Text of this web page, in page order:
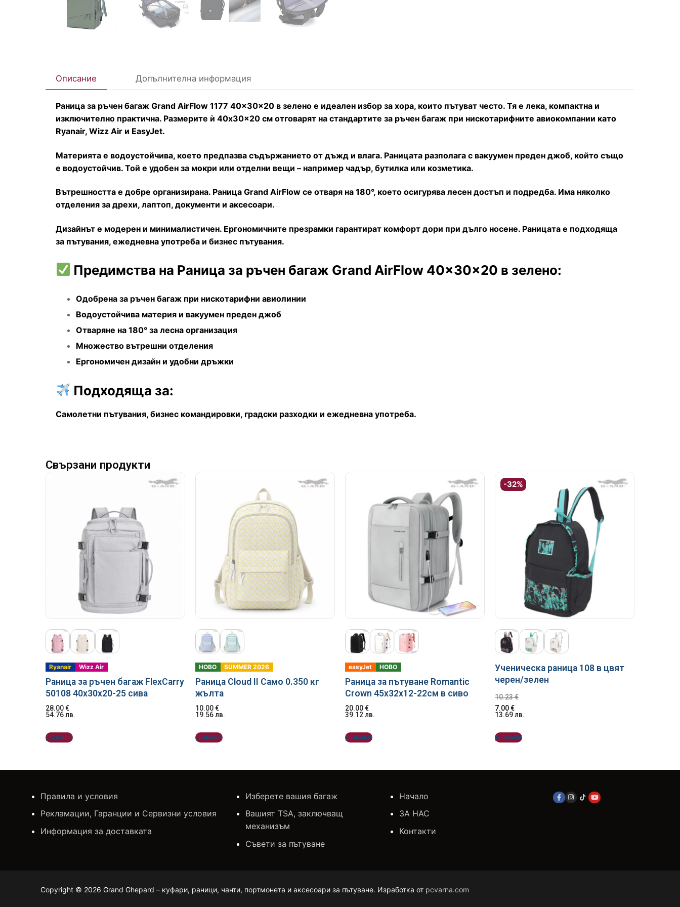
Описание Допълнителна информация
Раница за ръчен багаж Grand AirFlow 1177 40x30x20 в зелено е идеален избор за хора, които пътуват често. Тя е лека, компактна и
изключително практична. Размерите ѝ 40x30x20 см отговарят на стандартите за ръчен багаж при нискотарифните авиокомпании като
Ryanair, Wizz Air и EasyJet.
Материята е водоустойчива, което предпазва съдържанието от дъжд и влага. Раницата разполага с вакуумен преден джоб, който също
е водоустойчив. Той е удобен за мокри или отделни вещи – например чадър, бутилка или козметика.
Вътрешността е добре организирана. Раница Grand AirFlow се отваря на 180°, което осигурява лесен достъп и подредба. Има няколко
отделения за дрехи, лаптоп, документи и аксесоари.
Дизайнът е модерен и минималистичен. Ергономичните презрамки гарантират комфорт дори при дълго носене. Раницата е подходяща
за пътувания, ежедневна употреба и бизнес пътувания.
Предимства на Раница за ръчен багаж Grand AirFlow 40x30x20 в зелено:
Одобрена за ръчен багаж при нискотарифни авиолинии
Водоустойчива материя и вакуумен преден джоб
Отваряне на 180° за лесна организация
Множество вътрешни отделения
Ергономичен дизайн и удобни дръжки
Подходяща за:
Самолетни пътувания, бизнес командировки, градски разходки и ежедневна употреба.
Свързани продукти
Ryanair Wizz Air
Раница за ръчен багаж FlexCarry
50108 40x30x20-25 сивa
28.00€
54.76лв.
ДОБАВИ
НОВО SUMMER 2026
Раница Cloud II Само 0.350 кг
жълта
10.00€
19.56лв.
ДОБАВИ
easyJet НОВО
Раница за пътуване Romantic
Crown 45x32x12-22см в сиво
20.00€
39.12лв.
ДОБАВИ
-32%
Ученическа раница 108 в цвят
черен/зелен
10.23€
7.00€
13.69лв.
ДОБАВИ
Правила и условия
Рекламации, Гаранции и Сервизни условия
Информация за доставката
Изберете вашия багаж
Вашият TSA, заключващ
механизъм
Съвети за пътуване
Начало
ЗА НАС
Контакти
Copyright © 2026 Grand Ghepard – куфари, раници, чанти, портмонета и аксесоари за пътуване. Изработка от pcvarna.com